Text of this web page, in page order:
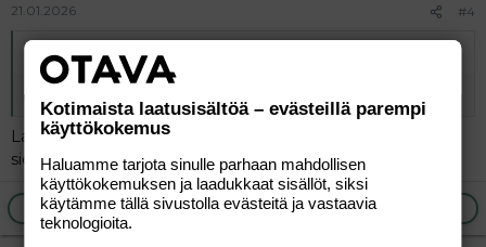
21.01.2026 #4
Alkuperäinen kirjoittaja
Lapissa jo kaamos loppui. Uskomattomia revontulia
siellä ja muuallakin Euroopassa.
Ilmoita asiaton viesti
Kotimaista laatusisältöä – evästeillä parempi
käyttökokemus
Haluamme tarjota sinulle parhaan mahdollisen
käyttökokemuksen ja laadukkaat sisällöt, siksi
käytämme tällä sivustolla evästeitä ja vastaavia
teknologioita.